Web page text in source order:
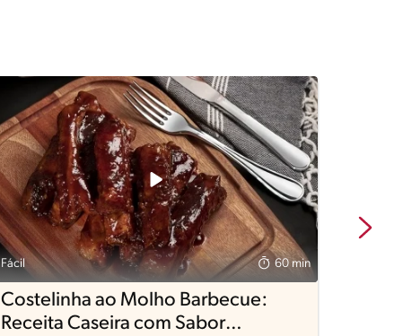
Fácil 60 min
Costelinha ao Molho Barbecue:
Receita Caseira com Sabor